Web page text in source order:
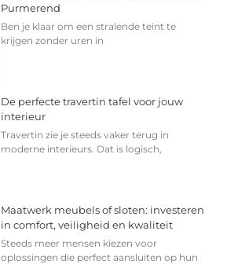
Purmerend
Ben je klaar om een stralende teint te
krijgen zonder uren in
De perfecte travertin tafel voor jouw
interieur
Travertin zie je steeds vaker terug in
moderne interieurs. Dat is logisch,
Maatwerk meubels of sloten: investeren
in comfort, veiligheid en kwaliteit
Steeds meer mensen kiezen voor
oplossingen die perfect aansluiten op hun